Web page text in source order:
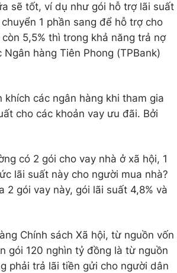
sẽ tốt, ví dụ như gói hỗ trợ lãi suất
1 phần sang để hỗ trợ cho
5,5% thì trong khả năng trả nợ
hàng Tiên Phong (TPBank)
các ngân hàng khi tham gia
cho các khoản vay ưu đãi. Bởi
có 2 gói cho vay nhà ở xã hội, 1
lãi suất này cho người mua nhà?
gói vay này, gói lãi suất 4,8% và
Chính sách Xã hội, từ nguồn vốn
gói 120 nghìn tỷ đồng là từ nguồn
phải trả lãi tiền gửi cho người dân